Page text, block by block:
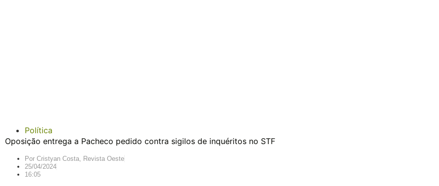
Política
Oposição entrega a Pacheco pedido contra sigilos de inquéritos no STF
Por Cristyan Costa, Revista Oeste
25/04/2024
16:05